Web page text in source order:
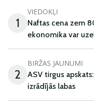
1
VIEDOKĻI
Naftas cena zem
ekonomika var
2
BIRŽAS JAUNUMI
ASV tirgus
izrādījās labas